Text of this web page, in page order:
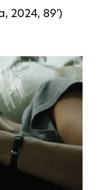
2024, 89′)